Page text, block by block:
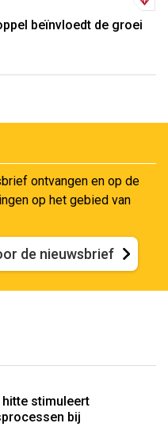
beïnvloedt de groei
ontvangen en op de
op het gebied van
de nieuwsbrief
stimuleert
bij